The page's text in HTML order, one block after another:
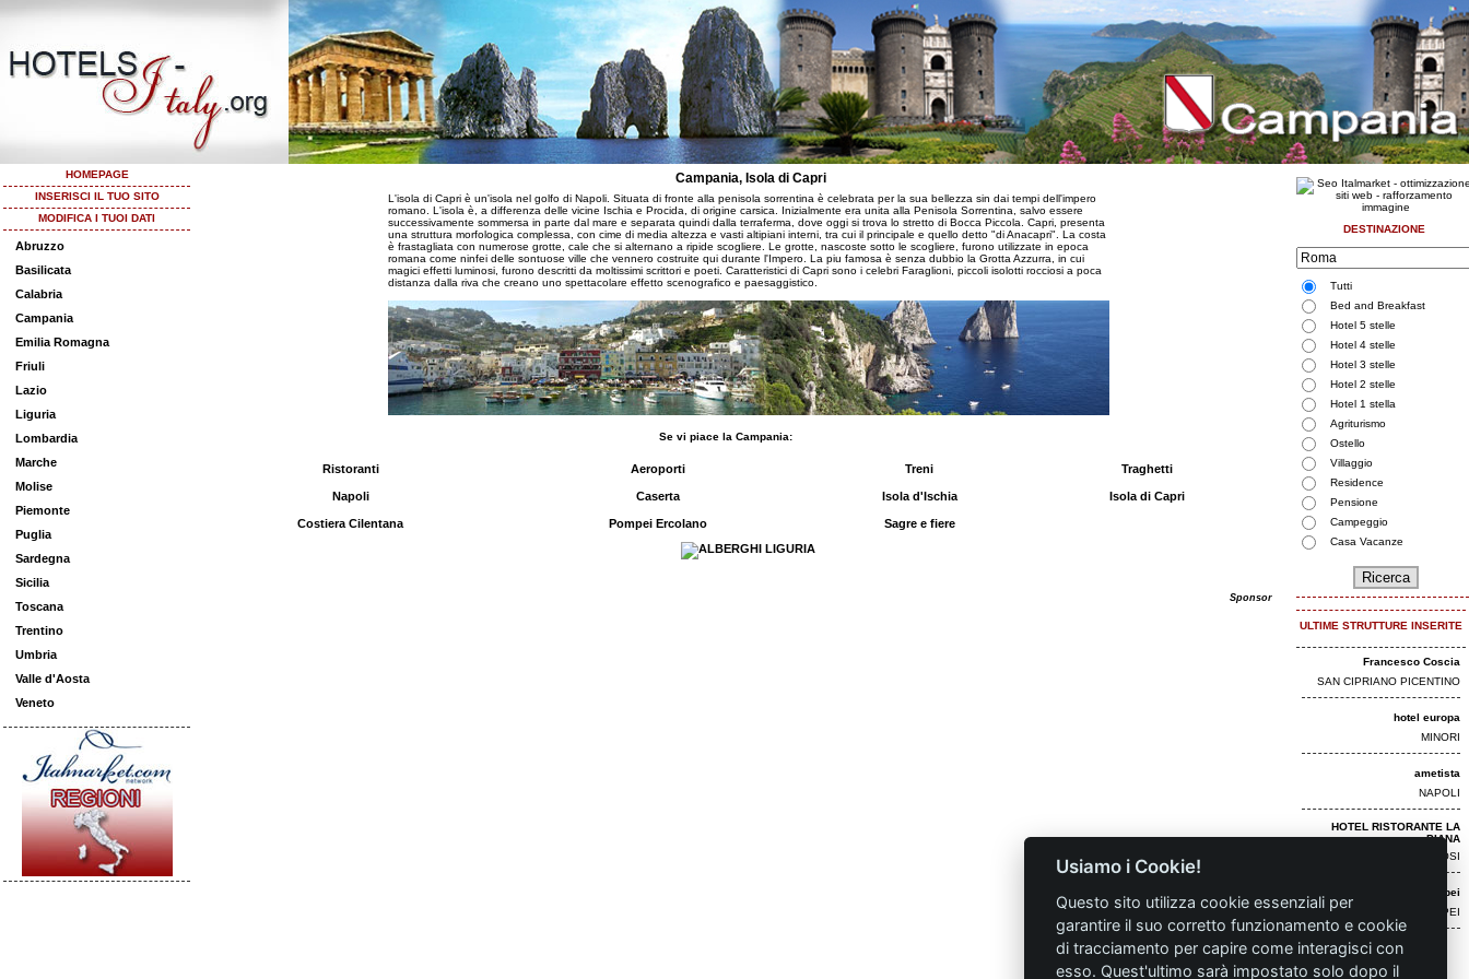
HOMEPAGE
INSERISCI IL TUO SITO
MODIFICA I TUOI DATI
Abruzzo
Basilicata
Calabria
Campania
Emilia Romagna
Friuli
Lazio
Liguria
Lombardia
Marche
Molise
Piemonte
Puglia
Sardegna
Sicilia
Toscana
Trentino
Umbria
Valle d'Aosta
Veneto
DESTINAZIONE
Tutti
Bed and Breakfast
Hotel 5 stelle
Hotel 4 stelle
Hotel 3 stelle
Hotel 2 stelle
Hotel 1 stella
Agriturismo
Ostello
Villaggio
Residence
Pensione
Campeggio
Casa Vacanze
ULTIME STRUTTURE INSERITE
Francesco Coscia
SAN CIPRIANO PICENTINO
hotel europa
MINORI
ametista
NAPOLI
HOTEL RISTORANTE LA
PIANA
AMOROSI
B&B Dolcevita Pompei
POMPEI
Campania, Isola di Capri
L'isola di Capri è un'isola nel golfo di Napoli. Situata di fronte alla penisola sorrentina è celebrata per la sua bellezza sin dai tempi dell'impero
romano. L'isola è, a differenza delle vicine Ischia e Procida, di origine carsica. Inizialmente era unita alla Penisola Sorrentina, salvo essere
successivamente sommersa in parte dal mare e separata quindi dalla terraferma, dove oggi si trova lo stretto di Bocca Piccola. Capri, presenta
una struttura morfologica complessa, con cime di media altezza e vasti altipiani interni, tra cui il principale e quello detto "di Anacapri". La costa
è frastagliata con numerose grotte, cale che si alternano a ripide scogliere. Le grotte, nascoste sotto le scogliere, furono utilizzate in epoca
romana come ninfei delle sontuose ville che vennero costruite qui durante l'Impero. La piu famosa è senza dubbio la Grotta Azzurra, in cui
magici effetti luminosi, furono descritti da moltissimi scrittori e poeti. Caratteristici di Capri sono i celebri Faraglioni, piccoli isolotti rocciosi a poca
distanza dalla riva che creano uno spettacolare effetto scenografico e paesaggistico.
Se vi piace la Campania:
Ristoranti Aeroporti Treni Traghetti
Napoli Caserta Isola d'Ischia Isola di Capri
Costiera Cilentana Pompei Ercolano Sagre e fiere
Sponsor
Usiamo i Cookie!
Questo sito utilizza cookie essenziali per
garantire il suo corretto funzionamento e cookie
di tracciamento per capire come interagisci con
esso. Quest'ultimo sarà impostato solo dopo il